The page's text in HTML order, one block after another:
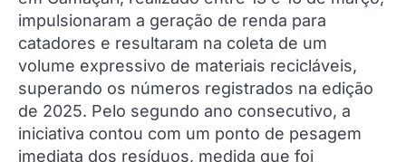
impulsionaram a geração de renda para
catadores e resultaram na coleta de um
volume expressivo de materiais recicláveis,
superando os números registrados na edição
de 2025. Pelo segundo ano consecutivo, a
iniciativa contou com um ponto de pesagem
imediata dos resíduos, medida que foi